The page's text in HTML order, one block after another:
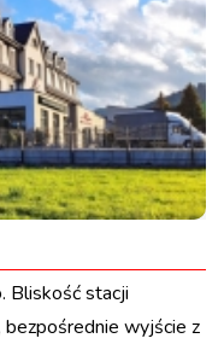
Bliskość stacji
bezpośrednie wyjście z